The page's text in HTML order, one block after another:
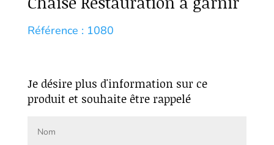
Référence : 1080
Je désire plus d'information sur ce
produit et souhaite être rappelé